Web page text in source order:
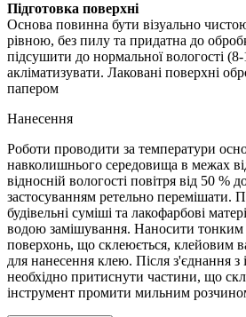
Підготовка поверхні
Основа повинна бути візуально
рівною, без пилу та придатна до
підсушити до нормальної вологості (8-
акліматизувати. Лаковані поверхні
папером
Нанесення
Роботи проводити за температури
навколишнього середовища в межах
відносній вологості повітря від 50 %
застосуванням ретельно перемішати.
будівельні суміші та лакофарбові
водою замішування. Наносити тонким
поверхонь, що склеюється, клейовим
для нанесення клею. Після з'єднання
необхідно притиснути частини, що
інструмент промити мильним